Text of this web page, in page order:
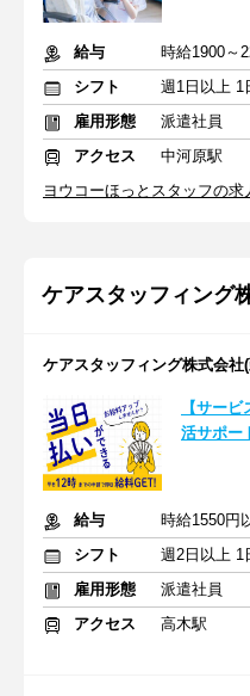
給与
時給1900
シフト
週1日以上 1
雇用形態
派遣社員
アクセス
中河原駅
ヨウコーほっとスタッフの求
ケアスタッフィング
ケアスタッフィング株式会社
【サー
活サポー
給与
時給1550円
シフト
雇用形態
派遣社員
アクセス
高木駅